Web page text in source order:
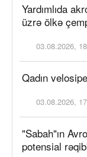
Yardımlıda
üzrə ölkə
03.08.2026,
Qadın
03.08.2026,
"Sabah"ın
potensial